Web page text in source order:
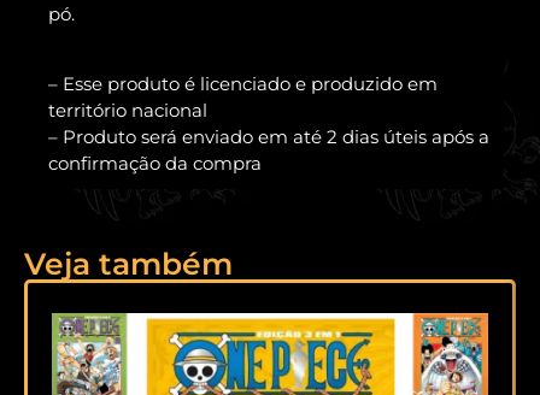
pó.
– Esse produto é licenciado e produzido em
território nacional
– Produto será enviado em até 2 dias úteis após a
confirmação da compra
Veja também